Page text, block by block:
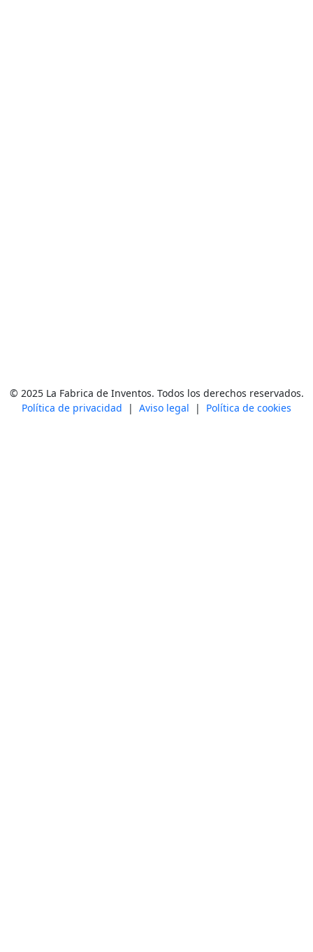
© 2025 La Fabrica de Inventos. Todos los derechos reservados.
Política de privacidad
| Aviso legal | Política de cookies